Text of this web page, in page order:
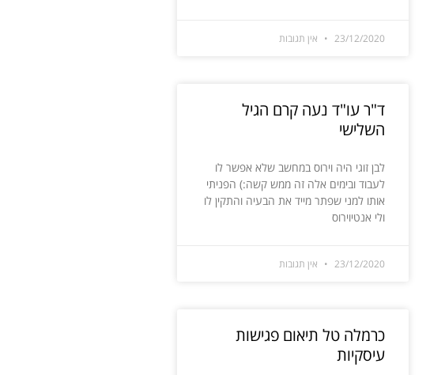
23/12/2020 אין תגובות
ד"ר עו"ד נעה קרם הגיל
השלישי
לבן זוגי היה וירוס במחשב שלא אפשר לו
לעבוד ובימים אלה זה ממש קשה:) הפניתי
אותו למני שפתר מייד את הבעיה והתקין לו
ולי אנטיוירוס
23/12/2020 אין תגובות
כרמלה טל תיאום פגישות
עיסקיות